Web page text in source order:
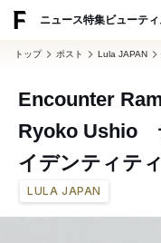
ニュース特集ビューティ
トップ ポスト Lula JAPAN
Encounter
Ryoko Ushio
イデンティテ
LULA JAPAN